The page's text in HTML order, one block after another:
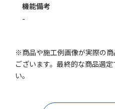
機能備考
-
※商品や施工例画像が実際の
ございます。最終的な商品選
い。